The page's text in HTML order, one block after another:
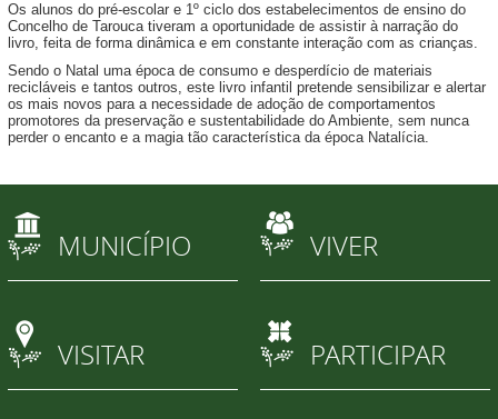
Os alunos do pré-escolar e 1º ciclo dos estabelecimentos de ensino do
Concelho de Tarouca tiveram a oportunidade de assistir à narração do
livro, feita de forma dinâmica e em constante interação com as crianças.
Sendo o Natal uma época de consumo e desperdício de materiais
recicláveis e tantos outros, este livro infantil pretende sensibilizar e alertar
os mais novos para a necessidade de adoção de comportamentos
promotores da preservação e sustentabilidade do Ambiente, sem nunca
perder o encanto e a magia tão característica da época Natalícia.
MUNICÍPIO VIVER
VISITAR PARTICIPAR